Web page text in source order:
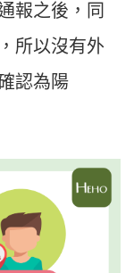
報之後，同
所以沒有外
認為陽